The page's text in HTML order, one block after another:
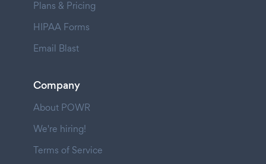
Plans & Pricing
HIPAA Forms
Email Blast
Company
About POWR
We're hiring!
Terms of Service